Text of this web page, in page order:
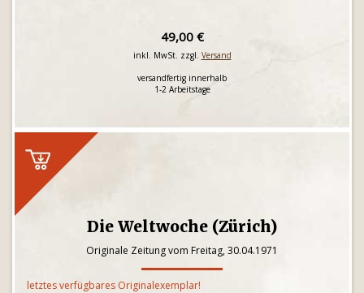
49,00 €
inkl. MwSt. zzgl. Versand
versandfertig innerhalb
1-2 Arbeitstage
Die Weltwoche (Zürich)
Originale Zeitung vom Freitag, 30.04.1971
letztes verfügbares Originalexemplar!